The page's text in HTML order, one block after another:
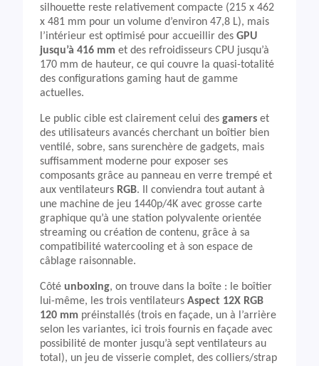
silhouette reste relativement compacte (215 x 462
x 481 mm pour un volume d’environ 47,8 L), mais
l’intérieur est optimisé pour accueillir des GPU
jusqu’à 416 mm et des refroidisseurs CPU jusqu’à
170 mm de hauteur, ce qui couvre la quasi-totalité
des configurations gaming haut de gamme
actuelles.
Le public cible est clairement celui des gamers et
des utilisateurs avancés cherchant un boîtier bien
ventilé, sobre, sans surenchère de gadgets, mais
suffisamment moderne pour exposer ses
composants grâce au panneau en verre trempé et
aux ventilateurs RGB. Il conviendra tout autant à
une machine de jeu 1440p/4K avec grosse carte
graphique qu’à une station polyvalente orientée
streaming ou création de contenu, grâce à sa
compatibilité watercooling et à son espace de
câblage raisonnable.
Côté unboxing, on trouve dans la boîte : le boîtier
lui-même, les trois ventilateurs Aspect 12X RGB
120 mm préinstallés (trois en façade, un à l’arrière
selon les variantes, ici trois fournis en façade avec
possibilité de monter jusqu’à sept ventilateurs au
total), un jeu de visserie complet, des colliers/strap